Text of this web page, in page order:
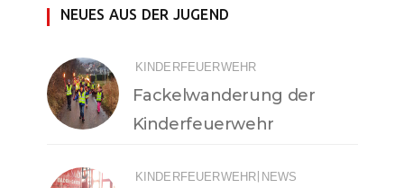
NEUES AUS DER JUGEND
KINDERFEUERWEHR
Fackelwanderung der
Kinderfeuerwehr
KINDERFEUERWEHR NEWS